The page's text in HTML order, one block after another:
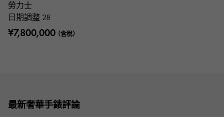
勞力士
日期調整 28
¥7,800,000（含稅）
最新奢華手錶評論